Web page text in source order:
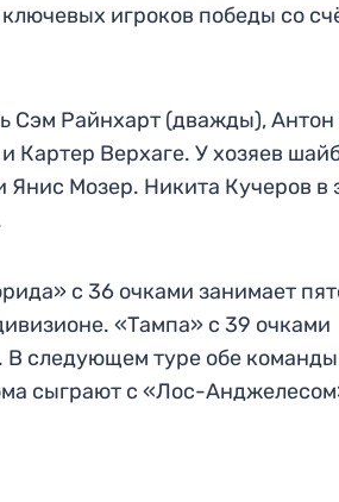
игроков победы со
Сэм Райнхарт (дважды), Антон
Картер Верхаге. У хозяев
Янис Мозер. Никита Кучеров в
с 36 очками занимает
«Тампа» с 39 очками
В следующем туре обе
сыграют с «Лос-